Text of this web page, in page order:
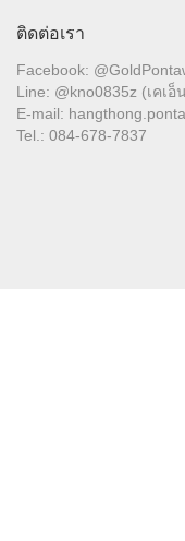
ติดต่อเรา
Facebook:
Line: @kno0835z (เคเ
E-mail:
Tel.: 084-678-7837